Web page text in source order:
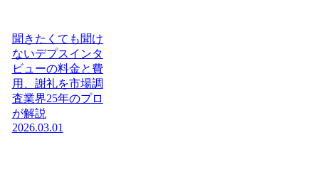
聞きたくても聞け
ないデプスインタ
ビューの料金と費
用、謝礼を市場調
査業界25年のプロ
が解説
2026.03.01